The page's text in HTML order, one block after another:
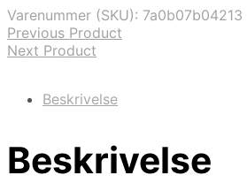
Varenummer (SKU): 7a0b07b04213
Previous Product
Next Product
Beskrivelse
Beskrivelse